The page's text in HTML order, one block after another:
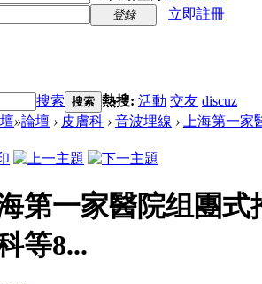
登錄
立即註冊
搜索 搜索 熱搜: 活動 交友 discuz
»論壇 › 皮膚科 › 音波埋線 ›
上海第一
第一家醫院组團
等8...